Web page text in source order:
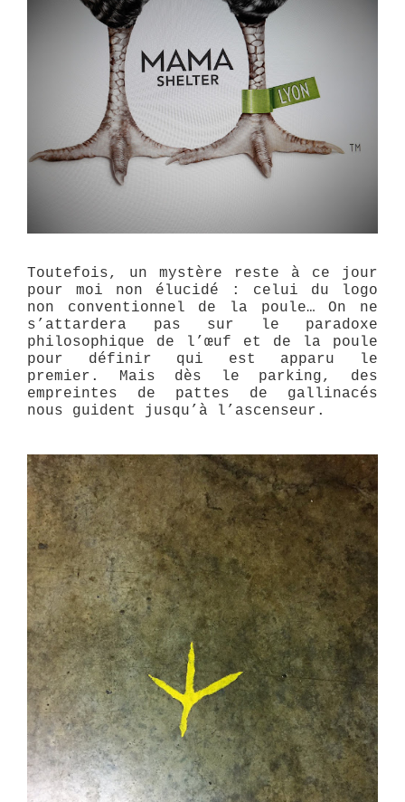
Toutefois, un mystère reste à ce jour
pour moi non élucidé : celui du logo
non conventionnel de la poule… On ne
s’attardera pas sur le paradoxe
philosophique de l’œuf et de la poule
pour définir qui est apparu le
premier. Mais dès le parking, des
empreintes de pattes de gallinacés
nous guident jusqu’à l’ascenseur.